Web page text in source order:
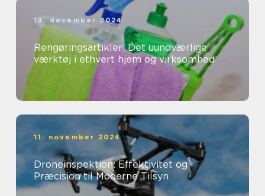
13. december 2024
Rengøringsartikler: Det uundværlige
værktøj i ethvert hjem og virksomhed
11. november 2024
Droneinspektion: Effektivitet og
Præcision til Moderne Tilsyn